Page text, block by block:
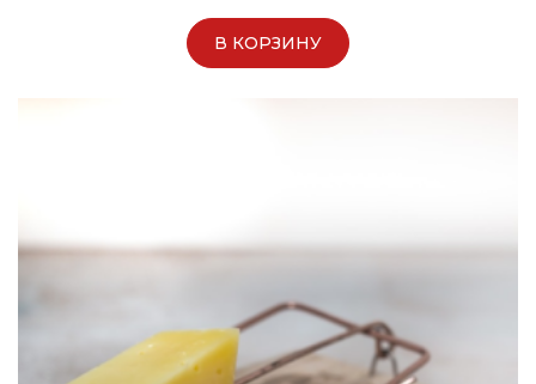
В КОРЗИНУ